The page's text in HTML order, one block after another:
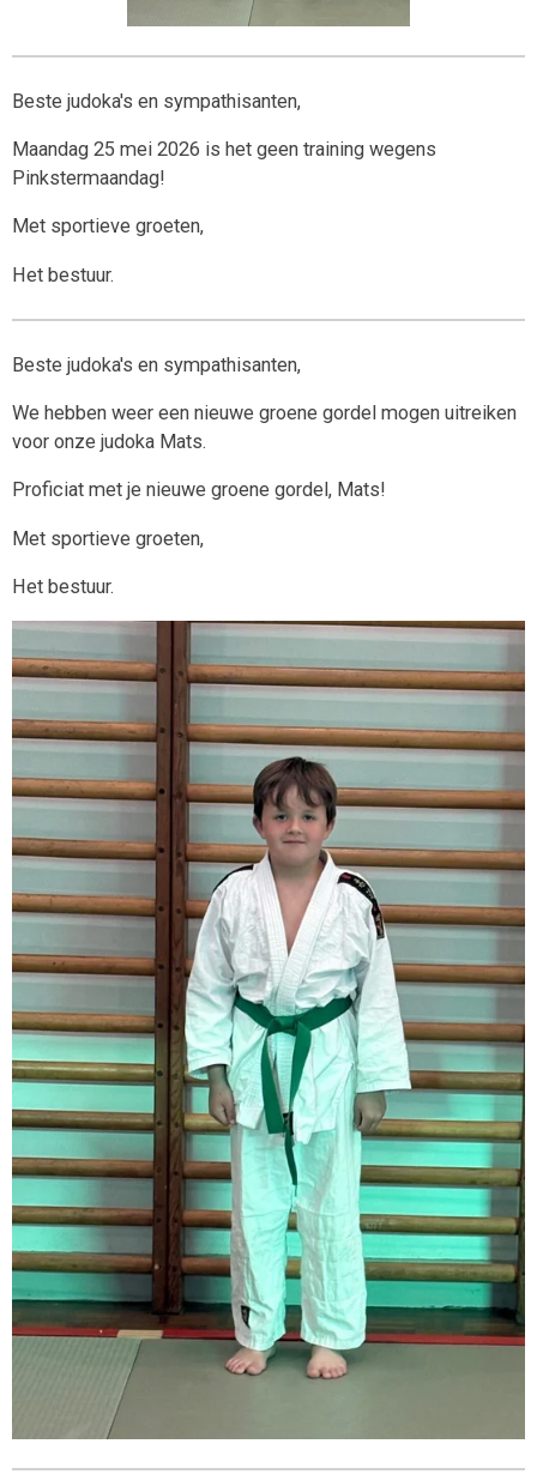
Beste judoka's en sympathisanten,
Maandag 25 mei 2026 is het geen training wegens
Pinkstermaandag!
Met sportieve groeten,
Het bestuur.
Beste judoka's en sympathisanten,
We hebben weer een nieuwe groene gordel mogen uitreiken
voor onze judoka Mats.
Proficiat met je nieuwe groene gordel, Mats!
Met sportieve groeten,
Het bestuur.